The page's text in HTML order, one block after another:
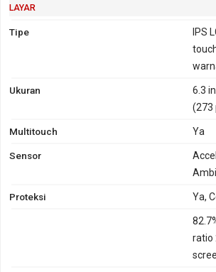
LAYAR
Tipe
IPS
Ukuran
6.3
(273
Multitouch Ya
Sensor
Proteksi Ya,
ratio